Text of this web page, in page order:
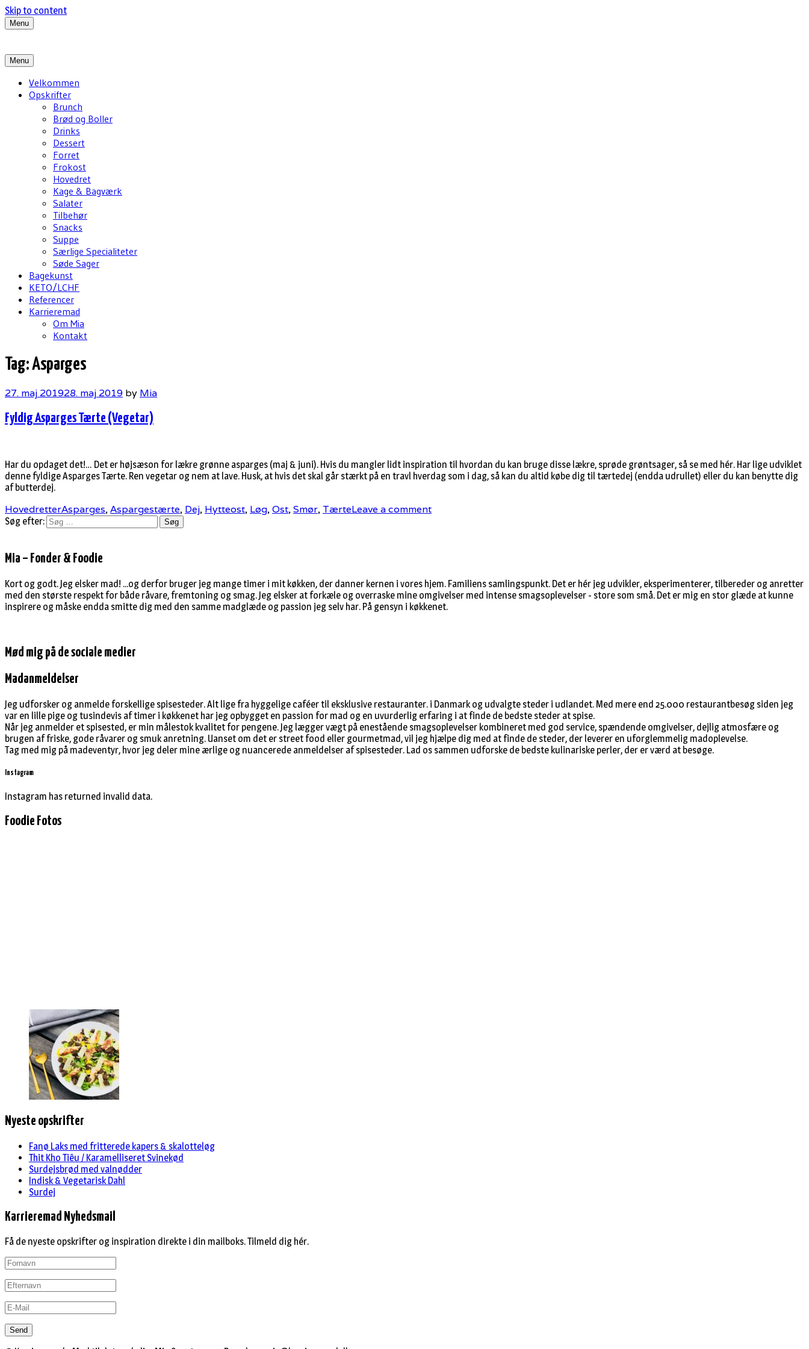
Skip to content
Menu
Menu
Velkommen
Opskrifter
Brunch
Brød og Boller
Drinks
Dessert
Forret
Frokost
Hovedret
Kage & Bagværk
Salater
Tilbehør
Snacks
Suppe
Særlige Specialiteter
Søde Sager
Bagekunst
KETO/LCHF
Referencer
Karrieremad
Om Mia
Kontakt
Tag:Asparges
27. maj 201928. maj 2019 by Mia
Fyldig Asparges Tærte (Vegetar)
Har du opdaget det!… Det er højsæson for lækre grønne asparges (maj & juni). Hvis du mangler lidt inspiration til hvordan du kan bruge disse lækre, sprøde grøntsager, så se med hér. Har lige udviklet
denne fyldige Asparges Tærte. Ren vegetar og nem at lave. Husk, at hvis det skal går stærkt på en travl hverdag som i dag, så kan du altid købe dig til tærtedej (endda udrullet) eller du kan benytte dig
af butterdej.
HovedretterAsparges,Aspargestærte, Dej, Hytteost, Løg,Ost,Smør, TærteLeave a comment
Søg efter:
Mia – Fonder & Foodie
Kort og godt. Jeg elsker mad! ...og derfor bruger jeg mange timer i mit køkken, der danner kernen i vores hjem. Familiens samlingspunkt. Det er hér jeg udvikler, eksperimenterer, tilbereder og anretter
med den største respekt for både råvare, fremtoning og smag. Jeg elsker at forkæle og overraske mine omgivelser med intense smagsoplevelser - store som små. Det er mig en stor glæde at kunne
inspirere og måske endda smitte dig med den samme madglæde og passion jeg selv har. På gensyn i køkkenet.
Mød mig på de sociale medier
Madanmeldelser
Jeg udforsker og anmelde forskellige spisesteder. Alt lige fra hyggelige caféer til eksklusive restauranter. i Danmark og udvalgte steder i udlandet. Med mere end 25.000 restaurantbesøg siden jeg
var en lille pige og tusindevis af timer i køkkenet har jeg opbygget en passion for mad og en uvurderlig erfaring i at finde de bedste steder at spise.
Når jeg anmelder et spisested, er min målestok kvalitet for pengene. Jeg lægger vægt på enestående smagsoplevelser kombineret med god service, spændende omgivelser, dejlig atmosfære og
brugen af friske, gode råvarer og smuk anretning. Uanset om det er street food eller gourmetmad, vil jeg hjælpe dig med at finde de steder, der leverer en uforglemmelig madoplevelse.
Tag med mig på madeventyr, hvor jeg deler mine ærlige og nuancerede anmeldelser af spisesteder. Lad os sammen udforske de bedste kulinariske perler, der er værd at besøge.
Instagram
Instagram has returned invalid data.
Foodie Fotos
Nyeste opskrifter
Fanø Laks med fritterede kapers & skalotteløg
Thit Kho Tiêu / Karamelliseret Svinekød
Surdejsbrød med valnødder
Indisk & Vegetarisk Dahl
Surdej
Karrieremad Nyhedsmail
Få de nyeste opskrifter og inspiration direkte i din mailboks. Tilmeld dig hér.